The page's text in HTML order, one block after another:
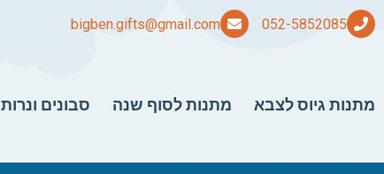
bigben.gifts@gmail.com
מתנות גיוס לצבא מתנות לסוף שנה סבונים ונרות